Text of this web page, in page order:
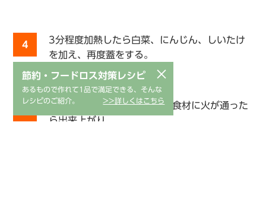
4
3分程度加熱したら白菜、にんじん、しいたけ
を加え、再度蓋をする。
ひと煮立ちしたら弱火にし、食材に火が通った
ら出来上がり。
×
節約・フードロス対策レシピ
あるもので作れて1品で満足できる、そんな
レシピのご紹介。
>>詳しくはこちら